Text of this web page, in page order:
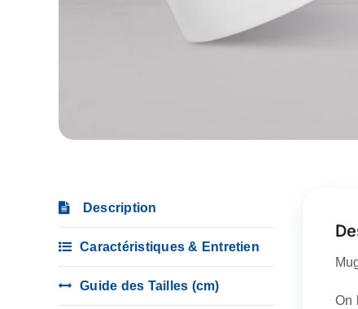
Description
Caractéristiques & Entretien
Guide des Tailles (cm)
On